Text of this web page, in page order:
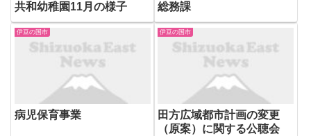
共和幼稚園11月の様子 総務課
伊豆の国市
病児保育事業
伊豆の国市
田方広域都市計画の変更
（原案）に関する公聴会